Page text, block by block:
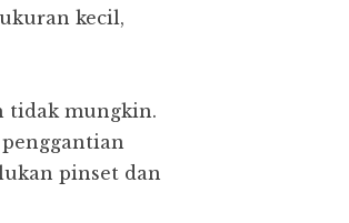
kecil,
tidak mungkin.
pinset dan